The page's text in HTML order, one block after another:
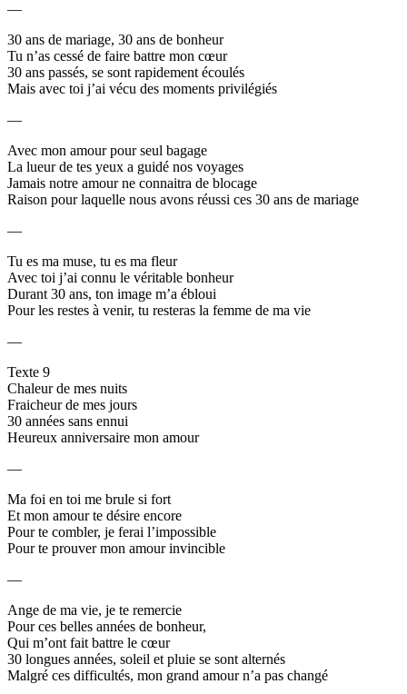
—
30 ans de mariage, 30 ans de bonheur
Tu n’as cessé de faire battre mon cœur
30 ans passés, se sont rapidement écoulés
Mais avec toi j’ai vécu des moments privilégiés
—
Avec mon amour pour seul bagage
La lueur de tes yeux a guidé nos voyages
Jamais notre amour ne connaitra de blocage
Raison pour laquelle nous avons réussi ces 30 ans de mariage
—
Tu es ma muse, tu es ma fleur
Avec toi j’ai connu le véritable bonheur
Durant 30 ans, ton image m’a ébloui
Pour les restes à venir, tu resteras la femme de ma vie
—
Texte 9
Chaleur de mes nuits
Fraicheur de mes jours
30 années sans ennui
Heureux anniversaire mon amour
—
Ma foi en toi me brule si fort
Et mon amour te désire encore
Pour te combler, je ferai l’impossible
Pour te prouver mon amour invincible
—
Ange de ma vie, je te remercie
Pour ces belles années de bonheur,
Qui m’ont fait battre le cœur
30 longues années, soleil et pluie se sont alternés
Malgré ces difficultés, mon grand amour n’a pas changé